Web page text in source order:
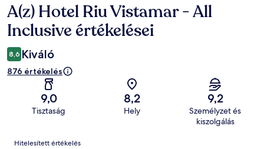
Értékelések
A(z) Hotel Riu Vistamar - All
Inclusive értékelései
8,6 Kiváló
876 értékelés
9,0
Tisztaság
8,2
Hely
9,2
Személyzet és
kiszolgálás
Értékelések
Hitelesített értékelés